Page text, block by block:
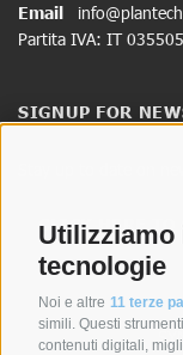
Utilizziamo
tecnologie
Noi e altre 11 terze
simili. Questi
contenuti digitali,
Email
Partita IVA: IT
SIGNUP FOR
CLICK HERE TO